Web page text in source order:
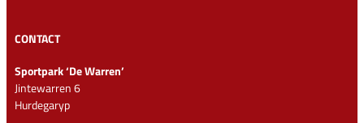
CONTACT
Sportpark ‘De Warren’
Jintewarren 6
Hurdegaryp